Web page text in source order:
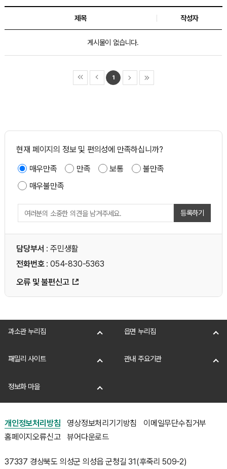
제목 작성자
게시물이 없습니다.
1
현재 페이지의 정보 및 편의성에 만족하십니까?
매우만족 만족 보통
불만족
매우불만족
등록하기
담당부서 : 주민생활
전화번호: 054-830-5363
오류 및 불편신고
과소관 누리집 읍면 누리집
패밀리 사이트 관내 주요기관
정보화 마을
개인정보처리방침 영상정보처리기기방침
이메일무단수집거부
홈페이지오류신고
뷰어다운로드
37337 경상북도 의성군 의성읍 군청길 31(후죽리 509-2)